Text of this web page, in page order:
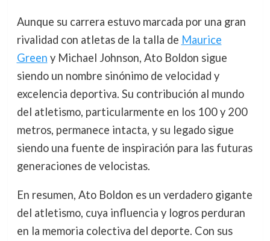
Aunque su carrera estuvo marcada por una gran
rivalidad con atletas de la talla de Maurice
Green y Michael Johnson, Ato Boldon sigue
siendo un nombre sinónimo de velocidad y
excelencia deportiva. Su contribución al mundo
del atletismo, particularmente en los 100 y 200
metros, permanece intacta, y su legado sigue
siendo una fuente de inspiración para las futuras
generaciones de velocistas.
En resumen, Ato Boldon es un verdadero gigante
del atletismo, cuya influencia y logros perduran
en la memoria colectiva del deporte. Con sus